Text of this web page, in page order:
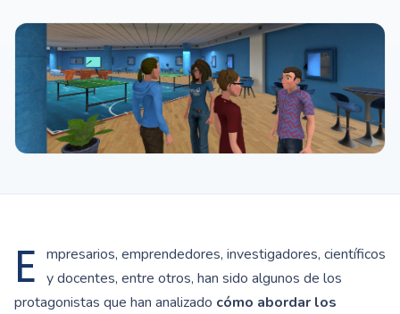
E mpresarios, emprendedores, investigadores, científicos
y docentes, entre otros, han sido algunos de los
protagonistas que han analizado cómo abordar los